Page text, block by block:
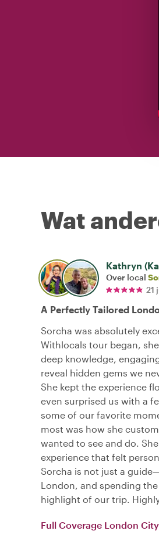
Wat
Kathryn
Over local
21
A Perfectly Tailored
Sorcha was absolutely
Withlocals tour began,
deep knowledge,
reveal hidden gems we
She kept the experience
even surprised us with a
some of our favorite
most was how she
wanted to see and do.
experience that felt
Sorcha is not just a
London, and spending
highlight of our trip.
Full Coverage London